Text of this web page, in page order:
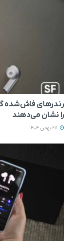
را نشان می‌دهند